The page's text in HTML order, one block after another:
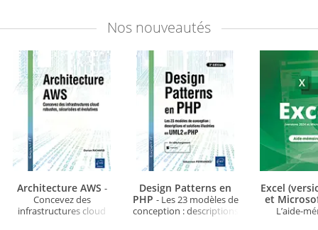
édition)
Nos nouveautés
Architecture AWS -
Concevez des
infrastructures cloud
Design Patterns en
PHP - Les 23 modèles de
conception : descriptions
Excel
et
L’aide-